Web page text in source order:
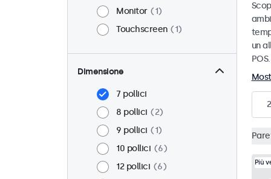
Monitor
1
Touchscreen
1
Dimensione
7 pollici
8 pollici
2
9 pollici
1
10 pollici
6
12 pollici
6
un
POS.
2
Più